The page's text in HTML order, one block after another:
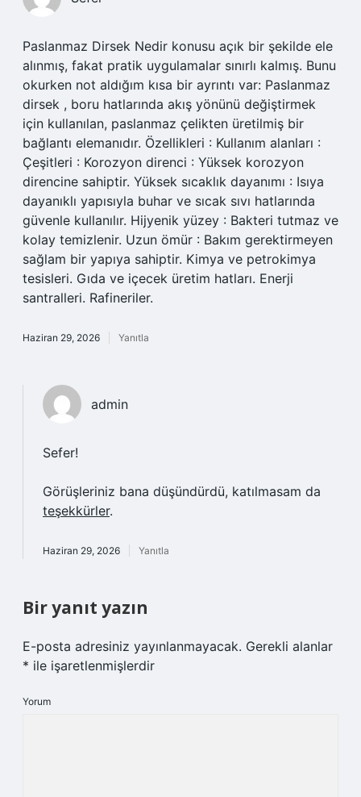
Paslanmaz Dirsek Nedir konusu açık bir şekilde ele
alınmış, fakat pratik uygulamalar sınırlı kalmış. Bunu
okurken not aldığım kısa bir ayrıntı var: Paslanmaz
dirsek , boru hatlarında akış yönünü değiştirmek
için kullanılan, paslanmaz çelikten üretilmiş bir
bağlantı elemanıdır. Özellikleri : Kullanım alanları :
Çeşitleri : Korozyon direnci : Yüksek korozyon
direncine sahiptir. Yüksek sıcaklık dayanımı : Isıya
dayanıklı yapısıyla buhar ve sıcak sıvı hatlarında
güvenle kullanılır. Hijyenik yüzey : Bakteri tutmaz ve
kolay temizlenir. Uzun ömür : Bakım gerektirmeyen
sağlam bir yapıya sahiptir. Kimya ve petrokimya
tesisleri. Gıda ve içecek üretim hatları. Enerji
santralleri. Rafineriler.
Haziran 29, 2026 Yanıtla
admin
Sefer!
Görüşleriniz bana düşündürdü, katılmasam da
teşekkürler.
Haziran 29, 2026 Yanıtla
Bir yanıt yazın
E-posta adresiniz yayınlanmayacak. Gerekli alanlar
* ile işaretlenmişlerdir
Yorum